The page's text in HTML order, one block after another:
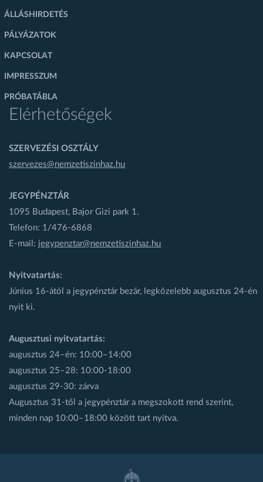
ÁLLÁSHIRDETÉS
PÁLYÁZATOK
KAPCSOLAT
IMPRESSZUM
PRÓBATÁBLA
Elérhetőségek
SZERVEZÉSI OSZTÁLY
szervezes@nemzetiszinhaz.hu
JEGYPÉNZTÁR
1095 Budapest, Bajor Gizi park 1.
Telefon: 1/476-6868
E-mail: jegypenztar@nemzetiszinhaz.hu
Nyitvatartás:
Június 16-ától a jegypénztár bezár, legközelebb augusztus 24-én
nyit ki.
Augusztusi nyitvatartás:
augusztus 24–én: 10:00–14:00
augusztus 25–28: 10:00-18:00
augusztus 29-30: zárva
Augusztus 31-től a jegypénztár a megszokott rend szerint,
minden nap 10:00–18:00 között tart nyitva.